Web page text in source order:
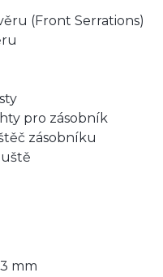
(Front Serrations)
pro zásobník
zásobníku
mm